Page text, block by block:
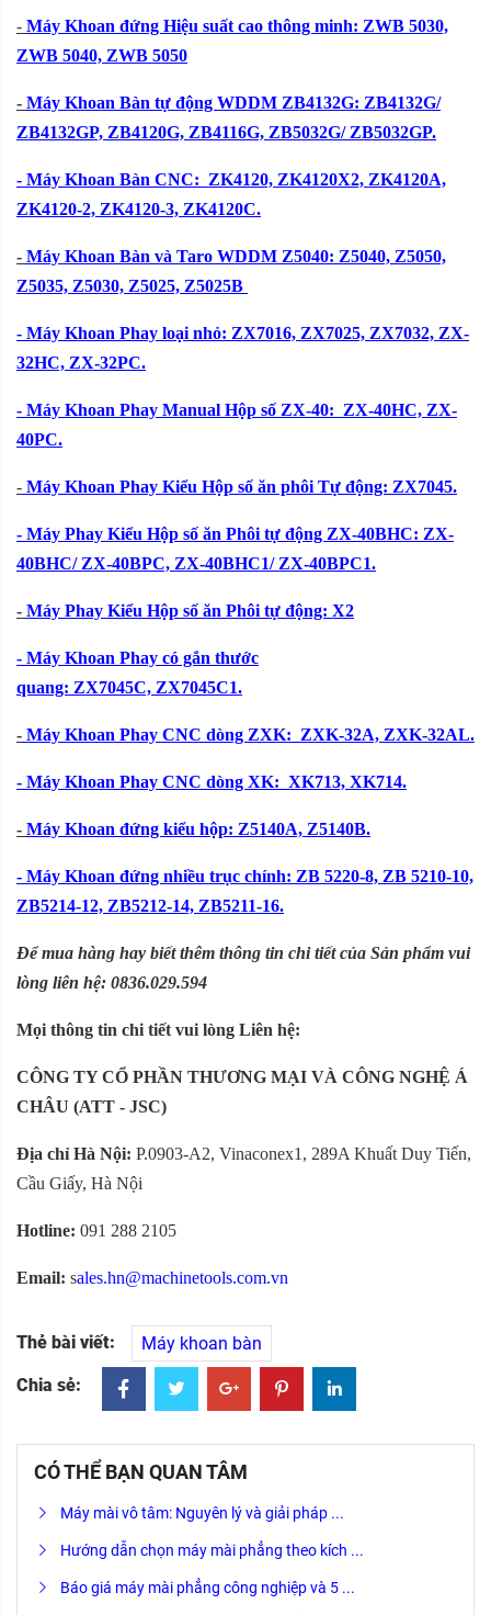
- Máy Khoan đứng Hiệu suất cao thông minh: ZWB 5030,
ZWB 5040, ZWB 5050
- Máy Khoan Bàn tự động WDDM ZB4132G: ZB4132G/
ZB4132GP, ZB4120G, ZB4116G, ZB5032G/ ZB5032GP.
- Máy Khoan Bàn CNC: ZK4120, ZK4120X2, ZK4120A,
ZK4120-2, ZK4120-3, ZK4120C.
- Máy Khoan Bàn và Taro WDDM Z5040: Z5040, Z5050,
Z5035, Z5030, Z5025, Z5025B
- Máy Khoan Phay loại nhỏ: ZX7016, ZX7025, ZX7032, ZX-
32HC, ZX-32PC.
- Máy Khoan Phay Manual Hộp số ZX-40: ZX-40HC, ZX-
40PC.
- Máy Khoan Phay Kiểu Hộp số ăn phôi Tự động: ZX7045.
- Máy Phay Kiểu Hộp số ăn Phôi tự động ZX-40BHC: ZX-
40BHC/ ZX-40BPC, ZX-40BHC1/ ZX-40BPC1.
- Máy Phay Kiểu Hộp số ăn Phôi tự động: X2
- Máy Khoan Phay có gắn thước
quang: ZX7045C, ZX7045C1.
- Máy Khoan Phay CNC dòng ZXK: ZXK-32A, ZXK-32AL.
- Máy Khoan Phay CNC dòng XK: XK713, XK714.
- Máy Khoan đứng kiểu hộp: Z5140A, Z5140B.
- Máy Khoan đứng nhiều trục chính: ZB 5220-8, ZB 5210-10,
ZB5214-12, ZB5212-14, ZB5211-16.
Để mua hàng hay biết thêm thông tin chi tiết của Sản phẩm vui
lòng liên hệ: 0836.029.594
Mọi thông tin chi tiết vui lòng Liên hệ:
CÔNG TY CỔ PHẦN THƯƠNG MẠI VÀ CÔNG NGHỆ Á
CHÂU (ATT - JSC)
Địa chỉ Hà Nội: P.0903-A2, Vinaconex1, 289A Khuất Duy Tiến,
Cầu Giấy, Hà Nội
Hotline: 091 288 2105
Email: sales.hn@machinetools.com.vn
Thẻ bài viết:
Máy khoan bàn
Chia sẻ:
CÓ THỂ BẠN QUAN TÂM
Máy mài vô tâm: Nguyên lý và giải pháp ...
Hướng dẫn chọn máy mài phẳng theo kích ...
Báo giá máy mài phẳng công nghiệp và 5 ...